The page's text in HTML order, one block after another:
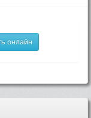
онлайн